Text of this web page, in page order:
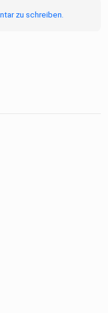
zu schreiben.